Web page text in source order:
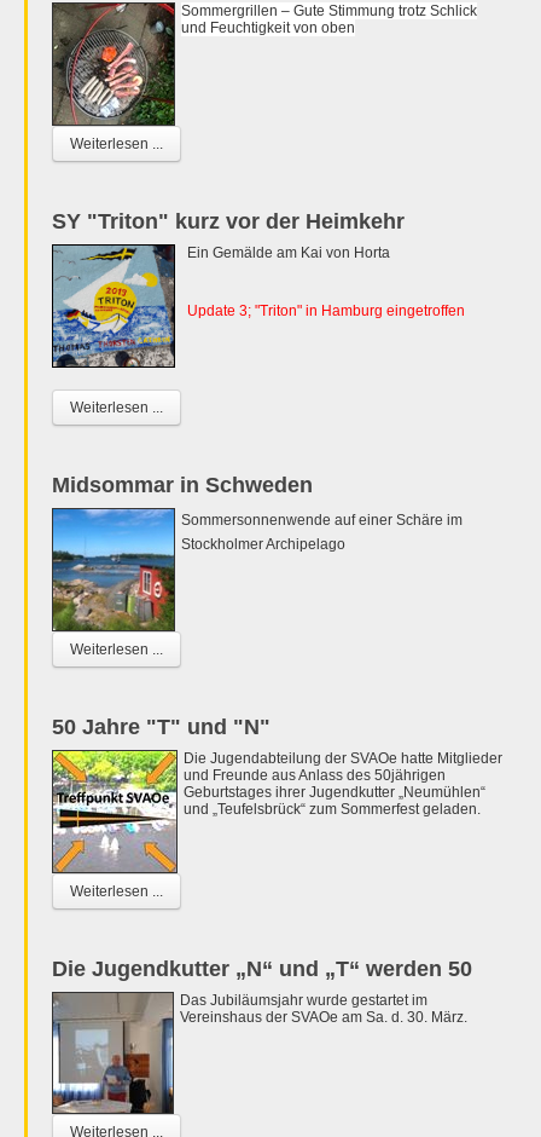
Sommergrillen – Gute Stimmung trotz Schlick
und Feuchtigkeit von oben
Weiterlesen ...
SY "Triton" kurz vor der Heimkehr
Ein Gemälde am Kai von Horta
Update 3; "Triton" in Hamburg eingetroffen
Weiterlesen ...
Midsommar in Schweden
Sommersonnenwende auf einer Schäre im
Stockholmer Archipelago
Weiterlesen ...
50 Jahre "T" und "N"
Die Jugendabteilung der SVAOe hatte Mitglieder
und Freunde aus Anlass des 50jährigen
Geburtstages ihrer Jugendkutter „Neumühlen“
und „Teufelsbrück“ zum Sommerfest geladen.
Weiterlesen ...
Die Jugendkutter „N“ und „T“ werden 50
Das Jubiläumsjahr wurde gestartet im
Vereinshaus der SVAOe am Sa. d. 30. März.
Weiterlesen ...